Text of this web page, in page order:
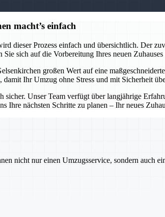
macht’s einfach
dieser Prozess einfach und übersichtlich. Der
sich auf die Vorbereitung Ihres neuen
großen Wert auf eine
Ihr Umzug ohne Stress und mit Sicherheit
Unser Team verfügt über langjährige
nächsten Schritte zu planen – Ihr neues
nicht nur einen Umzugsservice, sondern auch